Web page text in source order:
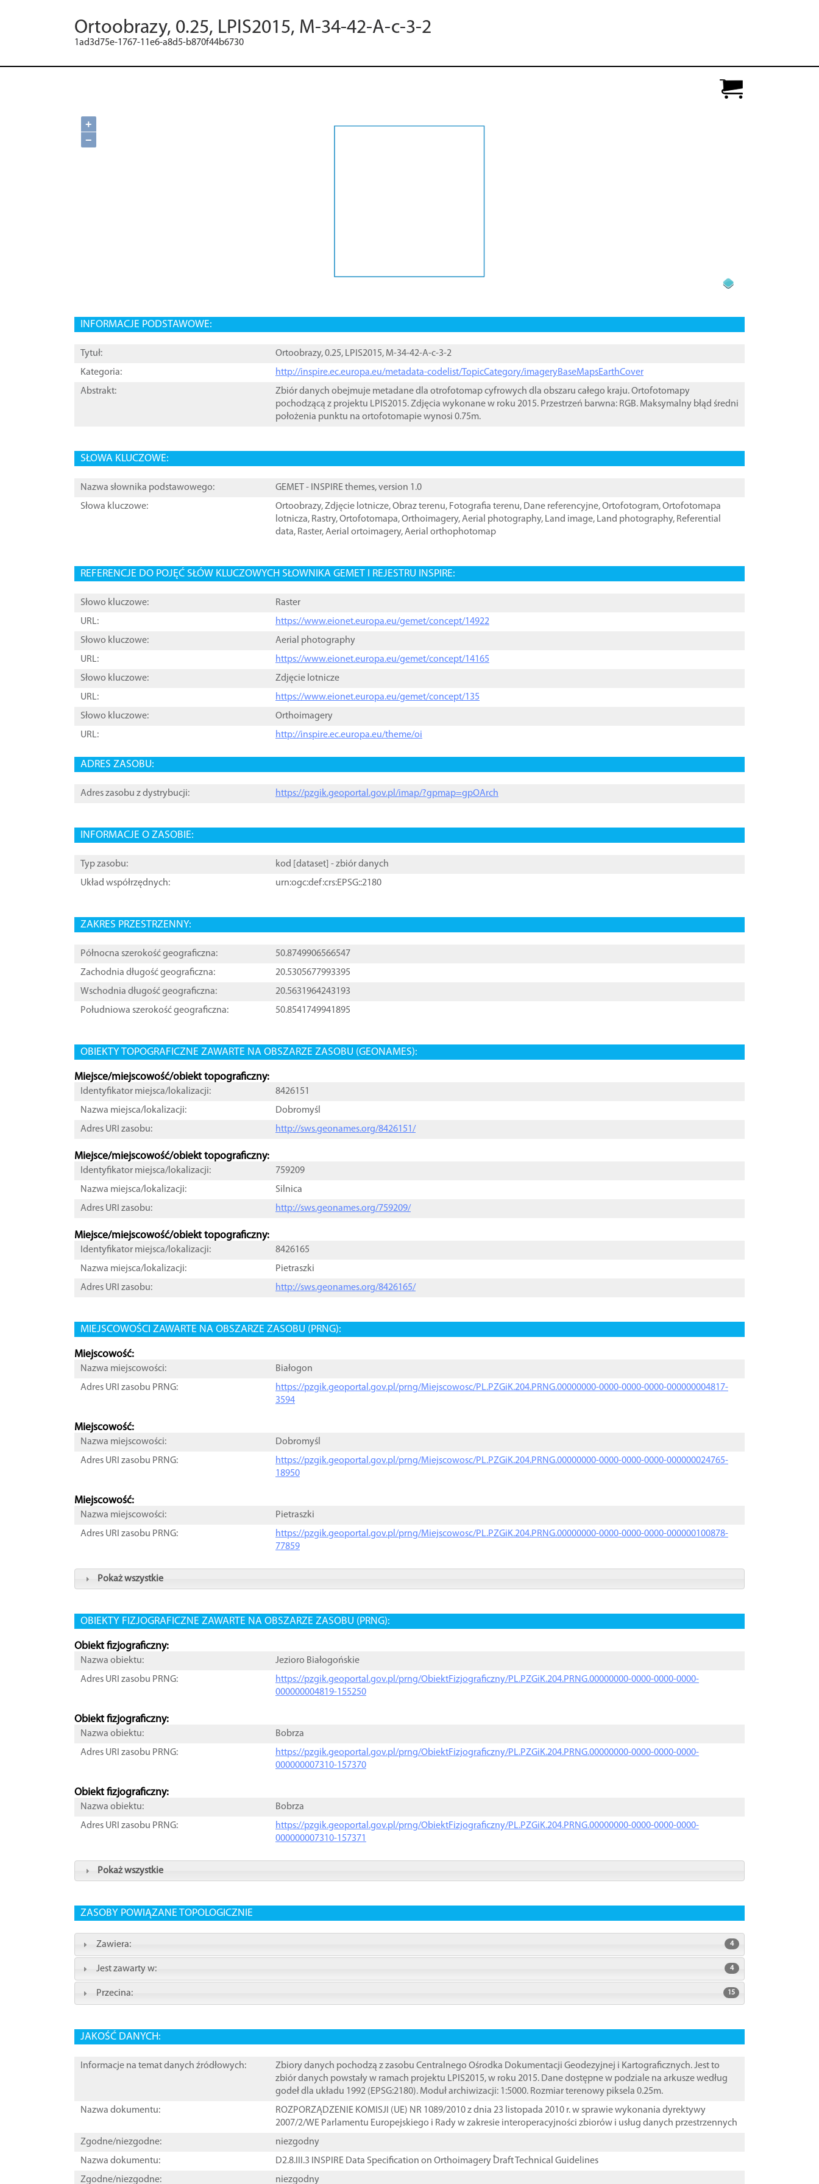
Ortoobrazy, 0.25, LPIS2015, M-34-42-A-c-3-2
1ad3d75e-1767-11e6-a8d5-b870f44b6730
+
−
INFORMACJE PODSTAWOWE:
Tytuł:
Ortoobrazy, 0.25, LPIS2015, M-34-42-A-c-3-2
Kategoria:
http://inspire.ec.europa.eu/metadata-codelist/TopicCategory/imageryBaseMapsEarthCover
Abstrakt:
Zbiór danych obejmuje metadane dla otrofotomap cyfrowych dla obszaru całego kraju. Ortofotomapy
pochodzącą z projektu LPIS2015. Zdjęcia wykonane w roku 2015. Przestrzeń barwna: RGB. Maksymalny błąd średni
położenia punktu na ortofotomapie wynosi 0.75m.
SŁOWA KLUCZOWE:
Nazwa słownika podstawowego:
GEMET - INSPIRE themes, version 1.0
Słowa kluczowe:
Ortoobrazy,Zdjęcie lotnicze,Obraz terenu, Fotografia terenu, Dane referencyjne,Ortofotogram,Ortofotomapa
lotnicza, Rastry,Ortofotomapa,Orthoimagery,Aerial photography, Land image, Land photography, Referential
data, Raster,Aerial ortoimagery,Aerial orthophotomap
REFERENCJE DO POJĘĆ SŁÓW KLUCZOWYCH SŁOWNIKA GEMET I REJESTRU INSPIRE:
Słowo kluczowe:
Raster
URL:
https://www.eionet.europa.eu/gemet/concept/14922
Słowo kluczowe:
Aerial photography
URL:
https://www.eionet.europa.eu/gemet/concept/14165
Słowo kluczowe:
Zdjęcie lotnicze
URL:
https://www.eionet.europa.eu/gemet/concept/135
Słowo kluczowe:
Orthoimagery
URL:
http://inspire.ec.europa.eu/theme/oi
ADRES ZASOBU:
Adres zasobu z dystrybucji: https://pzgik.geoportal.gov.pl/imap/?gpmap=gpOArch
INFORMACJE O ZASOBIE:
Typ zasobu: kod [ dataset ] - zbiór danych
Układ współrzędnych:
urn:ogc:def:crs:EPSG::2180
ZAKRES PRZESTRZENNY:
Północna szerokość geograficzna:
50.8749906566547
Zachodnia długość geograficzna:
20.5305677993395
Wschodnia długość geograficzna:
20.5631964243193
Południowa szerokość geograficzna:
50.8541749941895
OBIEKTY TOPOGRAFICZNE ZAWARTE NA OBSZARZE ZASOBU (GEONAMES):
Miejsce/miejscowość/obiekt topograficzny:
Identyfikator miejsca/lokalizacji:
8426151
Nazwa miejsca/lokalizacji:
Dobromyśl
Adres URI zasobu:
http://sws.geonames.org/8426151/
Miejsce/miejscowość/obiekt topograficzny:
Identyfikator miejsca/lokalizacji:
759209
Nazwa miejsca/lokalizacji:
Silnica
Adres URI zasobu:
http://sws.geonames.org/759209/
Miejsce/miejscowość/obiekt topograficzny:
Identyfikator miejsca/lokalizacji:
8426165
Nazwa miejsca/lokalizacji:
Pietraszki
Adres URI zasobu:
http://sws.geonames.org/8426165/
MIEJSCOWOŚCI ZAWARTE NA OBSZARZE ZASOBU (PRNG):
Miejscowość:
Nazwa miejscowości:
Białogon
Adres URI zasobu PRNG:
https://pzgik.geoportal.gov.pl/prng/Miejscowosc/PL.PZGiK.204.PRNG.00000000-0000-0000-0000-000000004817-
3594
Miejscowość:
Nazwa miejscowości:
Dobromyśl
Adres URI zasobu PRNG:
https://pzgik.geoportal.gov.pl/prng/Miejscowosc/PL.PZGiK.204.PRNG.00000000-0000-0000-0000-000000024765-
18950
Miejscowość:
Nazwa miejscowości:
Pietraszki
Adres URI zasobu PRNG:
https://pzgik.geoportal.gov.pl/prng/Miejscowosc/PL.PZGiK.204.PRNG.00000000-0000-0000-0000-000000100878-
77859
Pokaż wszystkie
OBIEKTY FIZJOGRAFICZNE ZAWARTE NA OBSZARZE ZASOBU (PRNG):
Obiekt fizjograficzny:
Nazwa obiektu:
Jezioro Białogońskie
Adres URI zasobu PRNG:
https://pzgik.geoportal.gov.pl/prng/ObiektFizjograficzny/PL.PZGiK.204.PRNG.00000000-0000-0000-0000-
000000004819-155250
Obiekt fizjograficzny:
Nazwa obiektu:
Bobrza
Adres URI zasobu PRNG:
https://pzgik.geoportal.gov.pl/prng/ObiektFizjograficzny/PL.PZGiK.204.PRNG.00000000-0000-0000-0000-
000000007310-157370
Obiekt fizjograficzny:
Nazwa obiektu:
Bobrza
Adres URI zasobu PRNG:
https://pzgik.geoportal.gov.pl/prng/ObiektFizjograficzny/PL.PZGiK.204.PRNG.00000000-0000-0000-0000-
000000007310-157371
Pokaż wszystkie
ZASOBY POWIĄZANE TOPOLOGICZNIE
Zawiera: 4
Jest zawarty w: 4
Przecina: 15
JAKOŚĆ DANYCH:
Informacje na temat danych źródłowych:
Zbiory danych pochodzą z zasobu Centralnego Ośrodka Dokumentacji Geodezyjnej i Kartograficznych. Jest to
zbiór danych powstały w ramach projektu LPIS2015, w roku 2015. Dane dostępne w podziale na arkusze według
godeł dla układu 1992 (EPSG:2180). Moduł archiwizacji: 1:5000. Rozmiar terenowy piksela 0.25m.
Nazwa dokumentu:
ROZPORZĄDZENIE KOMISJI (UE) NR 1089/2010 z dnia 23 listopada 2010 r. w sprawie wykonania dyrektywy
2007/2/WE Parlamentu Europejskiego i Rady w zakresie interoperacyjności zbiorów i usług danych przestrzennych
Zgodne/niezgodne:
niezgodny
Nazwa dokumentu:
D2.8.III.3 INSPIRE Data Specification on Orthoimagery ֠Draft Technical Guidelines
Zgodne/niezgodne:
niezgodny